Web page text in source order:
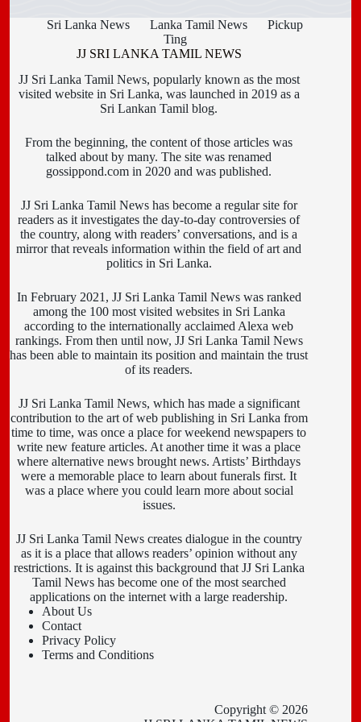
Sri Lanka News Lanka Tamil News
Pickup
Ting
JJ SRI LANKA TAMIL NEWS
JJ Sri Lanka Tamil News, popularly known as the most
visited website in Sri Lanka, was launched in 2019 as a
Sri Lankan Tamil blog.
From the beginning, the content of those articles was
talked about by many. The site was renamed
gossippond.com in 2020 and was published.
JJ Sri Lanka Tamil News has become a regular site for
readers as it investigates the day-to-day controversies of
the country, along with readers’ conversations, and is a
mirror that reveals information within the field of art and
politics in Sri Lanka.
In February 2021, JJ Sri Lanka Tamil News was ranked
among the 100 most visited websites in Sri Lanka
according to the internationally acclaimed Alexa web
rankings. From then until now, JJ Sri Lanka Tamil News
has been able to maintain its position and maintain the trust
of its readers.
JJ Sri Lanka Tamil News, which has made a significant
contribution to the art of web publishing in Sri Lanka from
time to time, was once a place for weekend newspapers to
write new feature articles. At another time it was a place
where alternative news brought news. Artists’ Birthdays
were a memorable place to learn about funerals first. It
was a place where you could learn more about social
issues.
JJ Sri Lanka Tamil News creates dialogue in the country
as it is a place that allows readers’ opinion without any
restrictions. It is against this background that JJ Sri Lanka
Tamil News has become one of the most searched
applications on the internet with a large readership.
About Us
Contact
Privacy Policy
Terms and Conditions
Copyright © 2026